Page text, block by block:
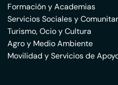
Formación y Academias
Servicios Sociales y
Turismo, Ocio y Cultura
Agro y Medio Ambiente
Movilidad y Servicios de